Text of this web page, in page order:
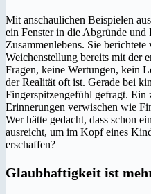
Mit anschaulichen Beispielen
ein Fenster in die Abgründe und
Zusammenlebens. Sie
Weichenstellung bereits mit der
Fragen, keine Wertungen, kein
der Realität oft ist. Gerade bei
Fingerspitzengefühl gefragt. Ein
Erinnerungen verwischen wie
Wer hätte gedacht, dass schon
ausreicht, um im Kopf eines
erschaffen?
Glaubhaftigkeit ist